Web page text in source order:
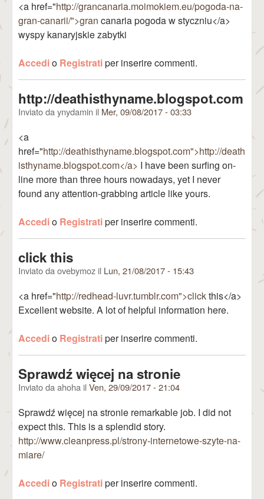
<a href="http://grancanaria.moimokiem.eu/pogoda-na-
gran-canarii/">gran canaria pogoda w styczniu</a>
wyspy kanaryjskie zabytki
Accedio Registratiper inserire commenti.
http://deathisthyname.blogspot.com
Inviato daynydamin il Mer, 09/08/2017 - 03:33
<a
href="http://deathisthyname.blogspot.com">http://death
isthyname.blogspot.com</a> I have been surfing on-
line more than three hours nowadays, yet I never
found any attention-grabbing article like yours.
Accedio Registratiper inserire commenti.
click this
Inviato daovebymoz il Lun, 21/08/2017 - 15:43
<a href="http://redhead-luvr.tumblr.com">clickthis</a>
Excellent website. A lot of helpful information here.
Accedio Registratiper inserire commenti.
Sprawdź więcej na stronie
Inviato daahoha ilVen, 29/09/2017 - 21:04
Sprawdź więcej na stronie remarkable job. I did not
expect this. This is a splendid story.
http://www.cleanpress.pl/strony-internetowe-szyte-na-
miare/
Accedio Registratiper inserire commenti.